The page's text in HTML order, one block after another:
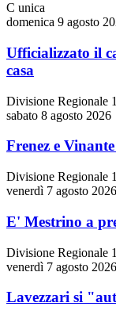
C unica
domenica 9 agosto
Ufficializzato il
casa
Divisione Regionale 1
sabato 8 agosto 2026
Frenez e
Divisione Regionale 1
venerdì 7 agosto 2026
E' Mestrino a
Divisione Regionale 1
venerdì 7 agosto 2026
Lavezzari si